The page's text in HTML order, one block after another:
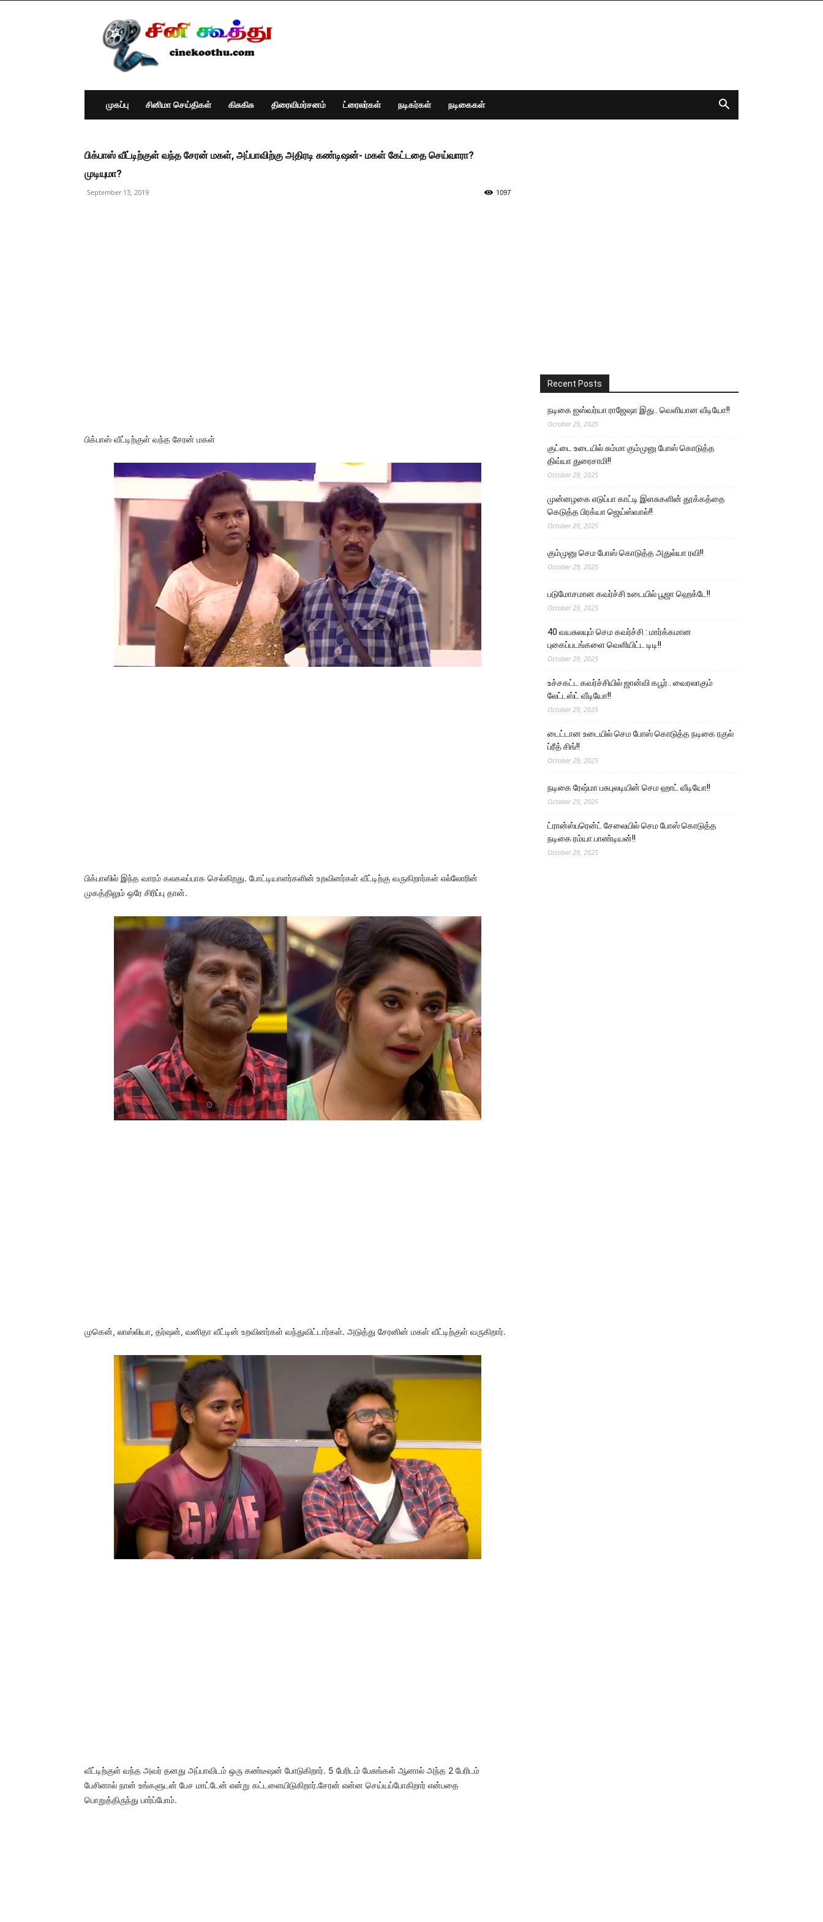
Cine
Koothu
:
Tamil
Cinema
News
முகப்பு
சினிமா செய்திகள் கிசுகிசு திரைவிமர்சனம் ட்ரைலர்கள் நடிகர்கள் நடிகைகள்
பிக்பாஸ் வீட்டிற்குள் வந்த சேரன் மகள், அப்பாவிற்கு அதிரடி கண்டிஷன்- மகள் கேட்டதை செய்வாரா?
முடியுமா?
September 13, 2019 1097
பிக்பாஸ் வீட்டிற்குள் வந்த சேரன் மகள்
பிக்பாஸில் இந்த வாரம் கலகலப்பாக செல்கிறது. போட்டியாளர்களின் உறவினர்கள் வீட்டிற்கு வருகிறார்கள் எல்லோரின்
முகத்திலும் ஒரே சிரிப்பு தான்.
முகென், லாஸ்லியா, தர்ஷன், வனிதா வீட்டின் உறவினர்கள் வந்துவிட்டார்கள். அடுத்து சேரனின் மகள் வீட்டிற்குள் வருகிறார்.
வீட்டிற்குள் வந்த அவர் தனது அப்பாவிடம் ஒரு கண்டீஷன் போடுகிறார். 5 பேரிடம் பேசுங்கள் ஆனால் அந்த 2 பேரிடம்
பேசினால் நான் உங்களுடன் பேச மாட்டேன் என்று கட்டளையிடுகிறார்.சேரன் என்ன செய்யப்போகிறார் என்பதை
பொறுத்திருந்து பார்ப்போம்.
Recent Posts
நடிகை ஐஸ்வர்யா ராஜேஷா இது.. வெளியான வீடியோ!!
October 29, 2025
குட்டை உடையில் சும்மா கும்முனு போஸ் கொடுத்த
திவ்யா துரைசாமி!!
October 29, 2025
முன்னழகை எடுப்பா காட்டி இளசுகளின் தூக்கத்தை
கெடுத்த பிரக்யா ஜெய்ஸ்வால்!!
October 29, 2025
கும்முனு செம போஸ் கொடுத்த அதுல்யா ரவி!!
October 29, 2025
படுமோசமான கவர்ச்சி உடையில் பூஜா ஹெக்டே!!
October 29, 2025
40 வயசுலயும் செம கவர்ச்சி : மார்க்கமான
புகைப்படங்களை வெளியிட்ட டிடி!!
October 29, 2025
உச்சகட்ட கவர்ச்சியில் ஜான்வி கபூர்.. வைரலாகும்
லேட்டஸ்ட் வீடியோ!!
October 29, 2025
டைட்டான உடையில் செம போஸ் கொடுத்த நடிகை ரகுல்
ப்ரீத் சிங்!!
October 29, 2025
நடிகை ரேஷ்மா பசுபுலடியின் செம ஹாட் வீடியோ!!
October 29, 2025
ட்ரான்ஸ்பரென்ட் சேலையில் செம போஸ் கொடுத்த
நடிகை ரம்யா பாண்டியன்!!
October 29, 2025